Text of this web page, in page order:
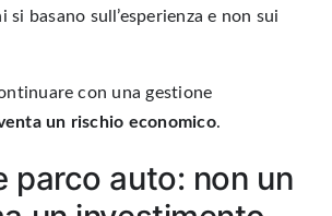
si basano sull’esperienza e non sui
con una gestione
un rischio economico.
parco auto: non un